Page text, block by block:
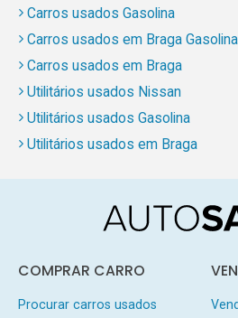
Carros usados Gasolina
Carros usados em Braga Gasolina
Carros usados em Braga
Utilitários usados Nissan
Utilitários usados Gasolina
Utilitários usados em Braga
COMPRAR CARRO
Procurar carros usados